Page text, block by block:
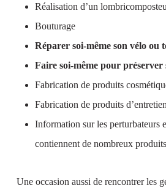
Réalisation d’un
Bouturage
Réparer soi-même son vélo ou
Faire soi-même pour préserver
Fabrication de produits
Fabrication de produits d’entretien
Information sur les perturbateurs
contiennent de nombreux
Une occasion aussi de rencontrer les